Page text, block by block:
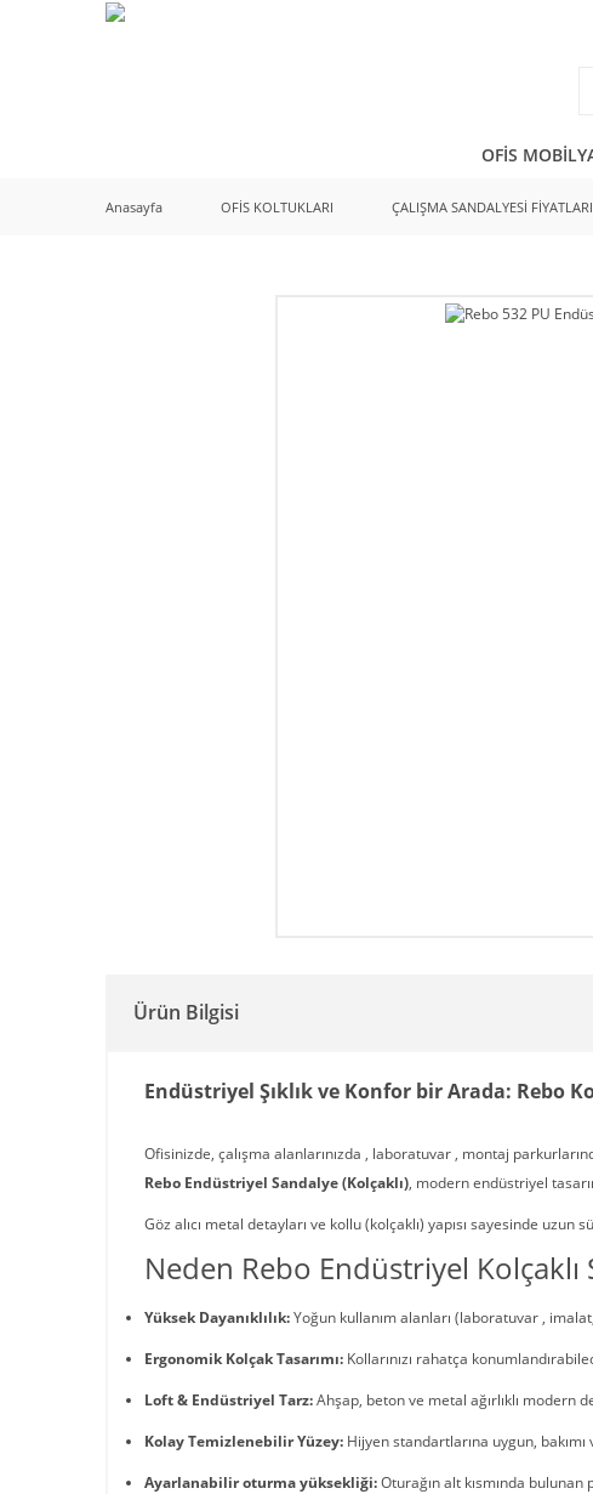
OFİS
Anasayfa OFİS KOLTUKLARI ÇALIŞMA SANDALYESİ FİYATLARI
Ürün Bilgisi
Endüstriyel Şıklık ve Konfor bir Arada: Rebo
Ofisinizde, çalışma alanlarınızda , laboratuvar , montaj
Rebo Endüstriyel Sandalye (Kolçaklı), modern endüstriyel
Göz alıcı metal detayları ve kollu (kolçaklı) yapısı sayesinde
Neden Rebo Endüstriyel Kolçaklı
Yüksek Dayanıklılık:Yoğun kullanım alanları (laboratuvar ,
Ergonomik Kolçak Tasarımı: Kollarınızı rahatça
Loft & Endüstriyel Tarz:Ahşap, beton ve metal ağırlıklı modern
Kolay Temizlenebilir Yüzey: Hijyen standartlarına uygun,
Ayarlanabilir oturma yüksekliği:Oturağın alt kısmında